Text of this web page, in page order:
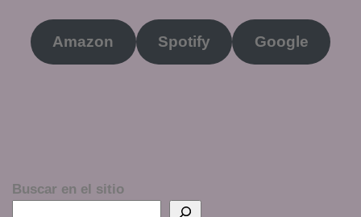
Amazon Spotify Google
Buscar en el sitio